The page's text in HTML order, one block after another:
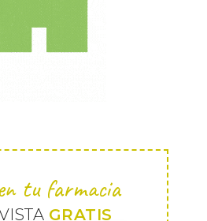
tu farmacia
GRATIS